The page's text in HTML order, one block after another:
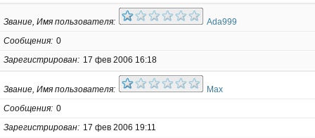
Звание, Имя пользователя
Ada999
Сообщения 0
Зарегистрирован
17 фев 2006 16:18
Звание, Имя пользователя
Max
Сообщения 0
Зарегистрирован
17 фев 2006 19:11